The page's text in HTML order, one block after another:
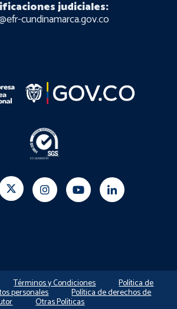
judiciales:
cundinamarca.gov.co
Términos y Condiciones Política de
personales Política de derechos de
Otras Políticas